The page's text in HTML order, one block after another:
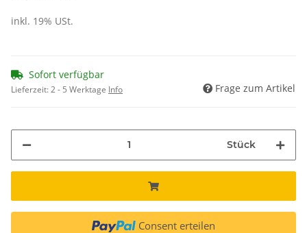
inkl. 19% USt.
Sofort verfügbar
Lieferzeit:2 - 5 Werktage Info Frage zum Artikel
Stück
Consent erteilen